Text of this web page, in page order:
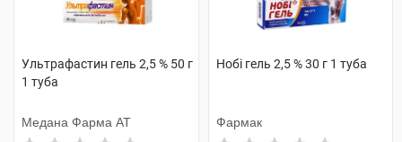
Ультрафастин гель 2,5 % 50 г
1 туба
Медана Фарма АТ
Нобі гель 2,5 % 30 г 1 туба
Фармак